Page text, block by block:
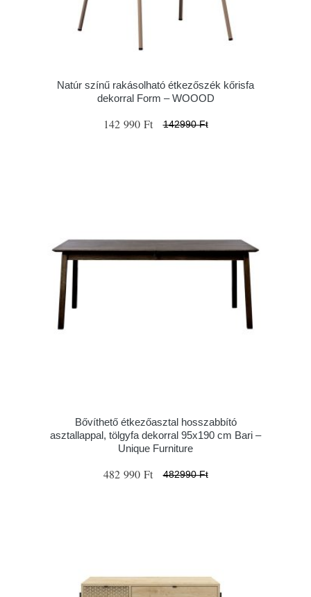
Natúr színű rakásolható étkezőszék kőrisfa
dekorral Form – WOOOD
142 990 Ft 142990 Ft
Bővíthető étkezőasztal hosszabbító
asztallappal, tölgyfa dekorral 95x190 cm Bari –
Unique Furniture
482 990 Ft 482990 Ft